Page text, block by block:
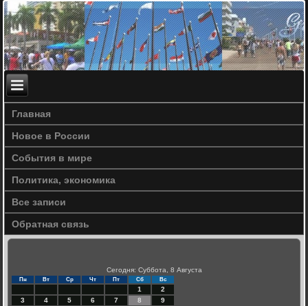
Главная
Новое в России
События в мире
Политика, экономика
Все записи
Обратная связь
Сегодня: Суббота, 8 Августа
Пн Вт Ср Чт Пт Сб Вс
1
2
3
4 5 6 7 8
9